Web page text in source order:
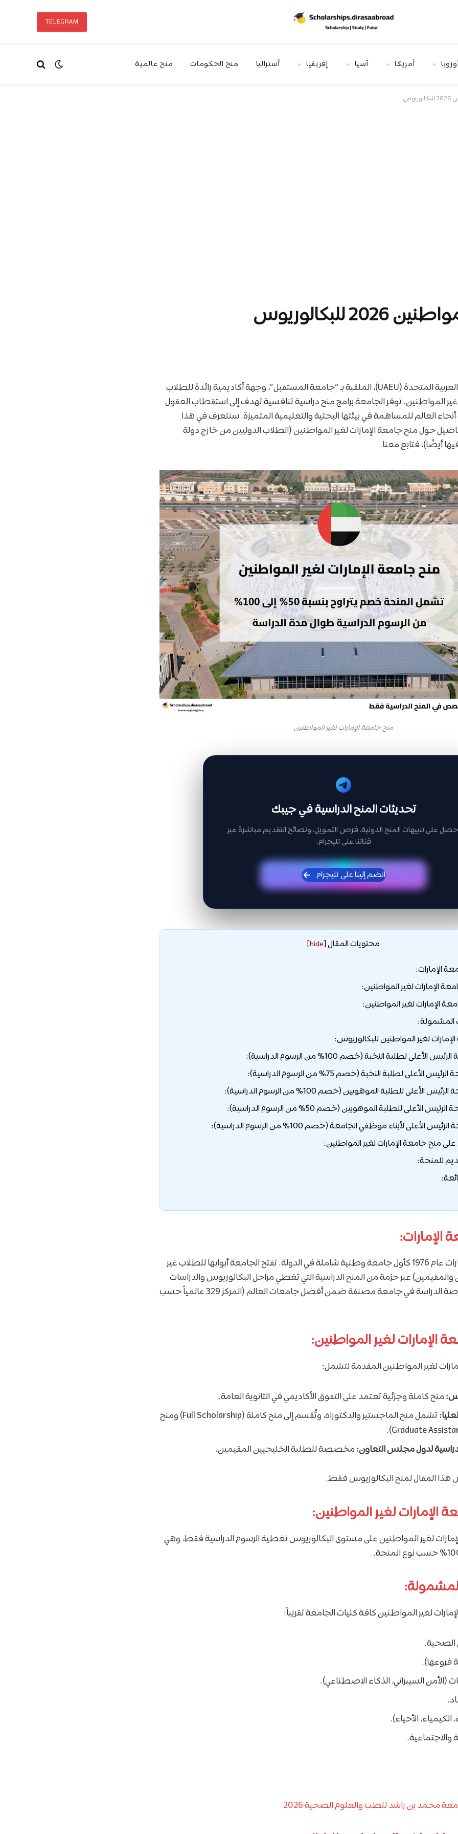
TELEGRAM
أمريكا آسيا إفريقيا أستراليا منح الحكومات منح عالمية
للبكالوريوس
تُعد جامعة الإمارات العربية المتحدة (UAEU)، الملقبة بـ “جامعة المستقبل”، وجهة أكاديمية رائدة للطلاب
غير المواطنين. توفر الجامعة برامج منح دراسية تنافسية تهدف إلى استقطاب العقول
العالم للمساهمة في بيئتها البحثية والتعليمية المتميزة. سنتعرف في هذا
حول منح جامعة الإمارات لغير المواطنين (الطلاب الدوليين من خارج دولة
أيضًا)، فتابع معنا.
منح جامعة الإمارات لغير المواطنين
تحديثات المنح الدراسية في جيبك
على تنبيهات المنح الدولية، فرص التمويل، ونصائح التقديم مباشرة عبر
قناتنا على تليجرام.
انضم إلينا على تليجرام
محتويات المقال [
hide
]
الإمارات:
الإمارات لغير المواطنين:
الإمارات لغير المواطنين:
لغير المواطنين للبكالوريوس:
على منح جامعة الإمارات لغير المواطنين:
للمنحة:
الإمارات:
تأسست جامعة الإمارات عام 1976 كأول جامعة وطنية شاملة في الدولة. تفتح الجامعة أبوابها للطلاب غير
والمقيمين) عبر حزمة من المنح الدراسية التي تغطي مراحل البكالوريوس والدراسات
العليا، موفرةً لهم فرصة الدراسة في جامعة مصنفة ضمن أفضل جامعات العالم (المركز 329 عالمياً حسب
الإمارات لغير المواطنين:
لغير المواطنين المقدمة لتشمل:
منح كاملة وجزئية تعتمد على التفوق الأكاديمي في الثانوية العامة.
تشمل منح الماجستير والدكتوراه، وتُقسم إلى منح كاملة (Full Scholarship) ومنح
لدول مجلس التعاون: مخصصة للطلبة الخليجيين المقيمين.
المقال لمنح البكالوريوس فقط.
الإمارات لغير المواطنين:
لغير المواطنين على مستوى البكالوريوس تغطية الرسوم الدراسية فقط، وهي
لغير المواطنين كافة كليات الجامعة تقريباً:
الصحية.
فروعها).
(الأمن السيبراني، الذكاء الاصطناعي).
الكيمياء، الأحياء).
والاجتماعية.
محمد بن راشد للطب والعلوم الصحية 2026